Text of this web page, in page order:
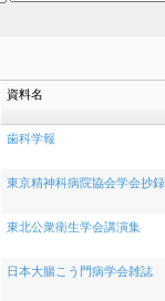
資料名
歯科学報
東京精神科病院協会学会抄録
東北公衆衛生学会講演集
日本大腸こう門病学会雑誌